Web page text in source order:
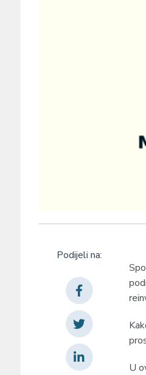
Podijeli na:
U